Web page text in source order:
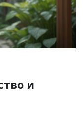
и